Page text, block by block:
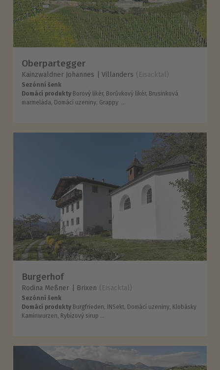
Oberpartegger
Kainzwaldner Johannes Villanders (Eisacktal)
Sezónní šenk
Domácí produkty Borový likér, Borůvkový likér, Brusinková
marmeláda, Domácí uzeniny, Grappy ...
Burgerhof
Rodina Meßner Brixen (Eisacktal)
Sezónní šenk
Domácí produkty Burgfrieden, INSekt, Domácí uzeniny, Klobásky
Kaminwurzen, Rybízový sirup ...